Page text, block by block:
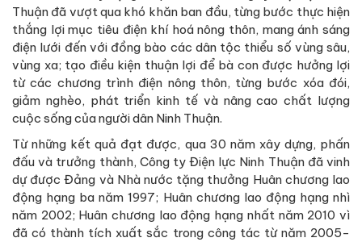
Thuận đã vượt qua khó khăn ban đầu, từng bước thực hiện
thắng lợi mục tiêu điện khí hoá nông thôn, mang ánh sáng
điện lưới đến với đồng bào các dân tộc thiểu số vùng sâu,
vùng xa; tạo điều kiện thuận lợi để bà con được hưởng lợi
từ các chương trình điện nông thôn, từng bước xóa đói,
giảm nghèo, phát triển kinh tế và nâng cao chất lượng
cuộc sống của người dân Ninh Thuận.
Từ những kết quả đạt được, qua 30 năm xây dựng, phấn
đấu và trưởng thành, Công ty Điện lực Ninh Thuận đã vinh
dự được Đảng và Nhà nước tặng thưởng Huân chương lao
động hạng ba năm 1997; Huân chương lao động hạng nhì
năm 2002; Huân chương lao động hạng nhất năm 2010 vì
đã có thành tích xuất sắc trong công tác từ năm 2005-